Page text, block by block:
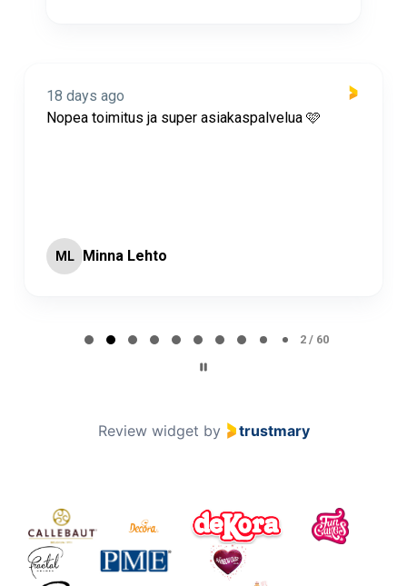
18 days ago
Nopea toimitus ja super asiakaspalvelua 🩷
ML Minna Lehto
2 / 60
Review widget by trustmary